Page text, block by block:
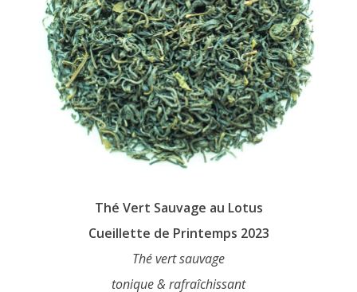
page
Thé Vert Sauvage au Lotus
Cueillette de Printemps 2023
Thé vert sauvage
tonique & rafraîchissant